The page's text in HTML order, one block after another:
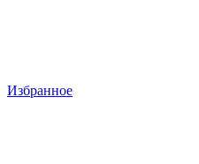
Избранное